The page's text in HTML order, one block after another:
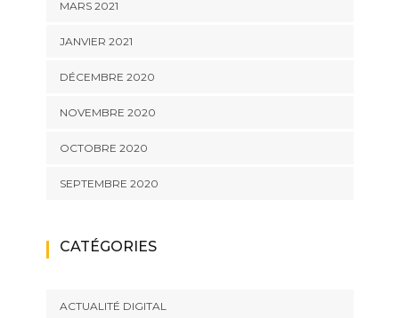
MARS 2021
JANVIER 2021
DÉCEMBRE 2020
NOVEMBRE 2020
OCTOBRE 2020
SEPTEMBRE 2020
CATÉGORIES
ACTUALITÉ DIGITAL